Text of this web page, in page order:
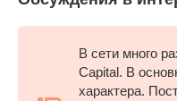
В сети много
Capital. В
характера.